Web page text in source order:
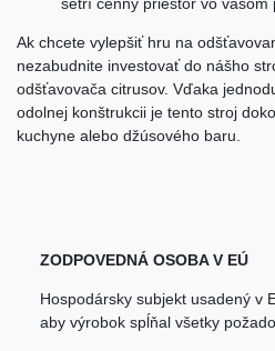
Ak chcete vylepšiť hru na
nezabudnite investovať do nášho
odšťavovača citrusov. Vďaka
odolnej konštrukcii je tento stroj
kuchyne alebo džúsového baru.
ZODPOVEDNÁ OSOBA V EÚ
Hospodársky subjekt usadený v
aby výrobok spĺňal všetky